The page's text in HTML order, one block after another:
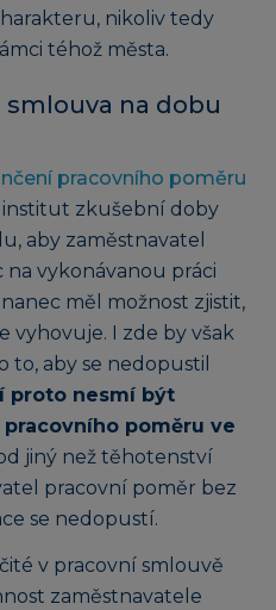
nikoliv tedy
téhož města.
smlouva na dobu
pracovního poměru
institut zkušební doby
aby zaměstnavatel
na vykonávanou práci
měl možnost zjistit,
vyhovuje. I zde by však
to, aby se nedopustil
proto nesmí být
poměru ve
jiný než těhotenství
pracovní poměr bez
se nedopustí.
v pracovní smlouvě
zaměstnavatele